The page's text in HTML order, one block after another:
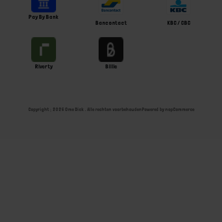
Pay By Bank
Bancontact
KBC / CBC
Riverty Billie
Copyright ; 2026 Ome Dick . Alle rechten voorbehoudenPowered by nopCommerce